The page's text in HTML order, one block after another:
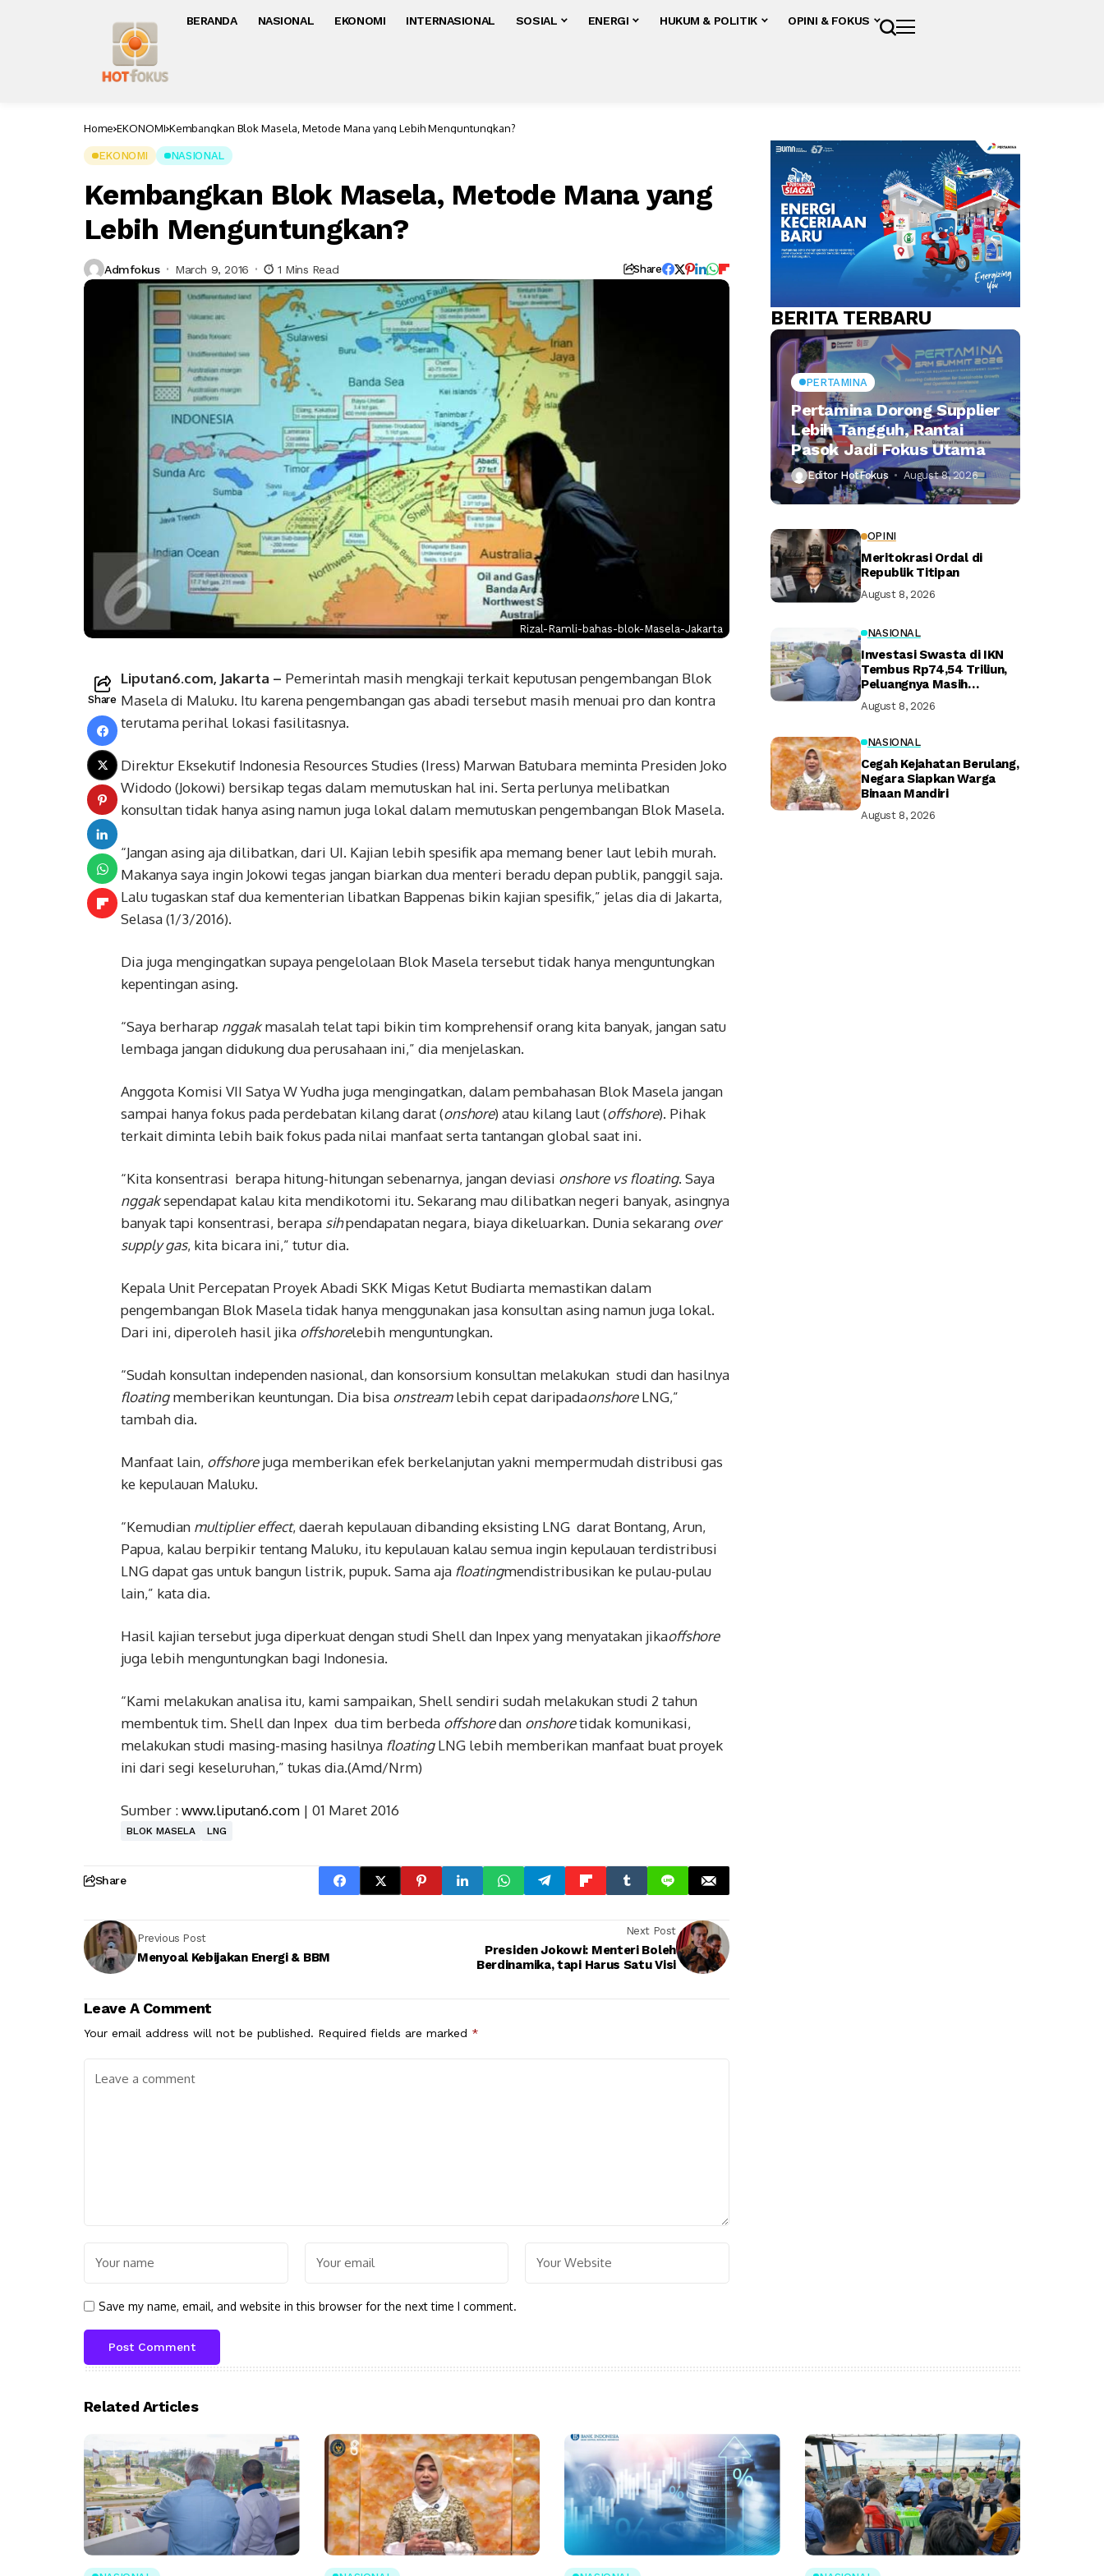
BERANDA NASIONAL EKONOMI INTERNASIONAL SOSIAL ENERGI HUKUM & POLITIK OPINI & FOKUS
Home EKONOMI Kembangkan Blok Masela, Metode Mana yang Lebih Menguntungkan?
EKONOMI NASIONAL
Kembangkan Blok Masela, Metode Mana yang
Lebih Menguntungkan?
Admfokus March 9, 2016 1 Mins Read Share
Rizal-Ramli-bahas-blok-Masela-Jakarta
Share
Liputan6.com, Jakarta – Pemerintah masih mengkaji terkait keputusan pengembangan Blok
Masela di Maluku. Itu karena pengembangan gas abadi tersebut masih menuai pro dan kontra
terutama perihal lokasi fasilitasnya.
Direktur Eksekutif Indonesia Resources Studies (Iress) Marwan Batubara meminta Presiden Joko
Widodo (Jokowi) bersikap tegas dalam memutuskan hal ini. Serta perlunya melibatkan
konsultan tidak hanya asing namun juga lokal dalam memutuskan pengembangan Blok Masela.
“Jangan asing aja dilibatkan, dari UI. Kajian lebih spesifik apa memang bener laut lebih murah.
Makanya saya ingin Jokowi tegas jangan biarkan dua menteri beradu depan publik, ‎panggil saja.
Lalu tugaskan staf dua kementerian libatkan Bappenas bikin kajian spesifik,” jelas dia di Jakarta,
Selasa (1/3/2016).
Dia juga mengingatkan supaya pengelolaan Blok Masela tersebut tidak hanya menguntungkan
kepentingan asing.
“Saya berharap nggakmasalah telat tapi bikin tim komprehensif orang kita banyak, jangan satu
lembaga jangan didukung dua perusahaan ini,” dia menjelaskan.
Anggota Komisi VII Satya W Yudha juga mengingatkan, dalam pembahasan Blok Masela jangan
sampai hanya fokus pada perdebatan kilang darat (onshore) atau kilang laut (offshore). Pihak
terkait diminta lebih baik fokus pada nilai manfaat serta tantangan global saat ini.
“Kita konsentrasi berapa hitung-hitungan sebenarnya, jangan deviasi onshore vs floating. Saya
nggaksependapat kalau kita mendikotomi itu. Sekarang mau dilibatkan negeri banyak, asingnya
banyak tapi konsentrasi, berapa sihpendapatan negara, biaya dikeluarkan. Dunia sekarang over
supply gas, kita bicara ini,” tutur dia.
Kepala Unit Percepatan Proyek Abadi SKK Migas Ketut Budiarta memastikan dalam
pengembangan Blok Masela tidak hanya menggunakan jasa konsultan asing namun juga lokal.
Dari ini, diperoleh hasil jika offshorelebih menguntungkan.
“‎Sudah konsultan independen nasional, dan konsorsium konsultan melakukan studi dan hasilnya
floatingmemberikan keuntungan. Dia bisa onstreamlebih cepat daripadaonshoreLNG,”
tambah dia.
Manfaat lain, offshorejuga memberikan efek berkelanjutan yakni mempermudah distribusi gas
ke kepulauan Maluku.
“Kemudian multiplier effect, daerah kepulauan dibanding eksisting LNG darat Bontang, Arun,
Papua, kalau berpikir tentang Maluku, itu kepulauan kalau semua ingin kepulauan terdistribusi
LNG dapat gas untuk bangun listrik, pupuk. Sama aja floatingmendistribusikan ke pulau-pulau
lain‎,” kata dia.
Hasil kajian tersebut juga diperkuat dengan ‎studi Shell dan Inpex yang menyatakan jikaoffshore
juga lebih menguntungkan bagi Indonesia.
“‎Kami melakukan analisa itu, kami sampaikan, Shell sendiri sudah melakukan studi 2 tahun
membentuk tim. Shell dan Inpex dua tim berbeda offshoredan onshoretidak komunikasi,
melakukan studi masing-masing hasilnya floatingLNG lebih memberikan manfaat buat proyek
ini dari segi keseluruhan,” tukas dia.(Amd/Nrm)
Sumber :www.liputan6.com | 01 Maret 2016
BLOK MASELA LNG
Share
Previous Post
Menyoal Kebijakan Energi & BBM
Next Post
Presiden Jokowi: Menteri Boleh
Berdinamika, tapi Harus Satu Visi
Leave A Comment
Your email address will not be published. Required fields are marked *
Save my name, email, and website in this browser for the next time I comment.
BERITA TERBARU
PERTAMINA
Pertamina Dorong Supplier
Lebih Tangguh, Rantai
Pasok Jadi Fokus Utama
Editor HotFokus August 8, 2026
OPINI
Meritokrasi Ordal di
Republik Titipan
August 8, 2026
NASIONAL
Investasi Swasta di IKN
Tembus Rp74,54 Triliun,
Peluangnya Masih
August 8, 2026
NASIONAL
Cegah Kejahatan Berulang,
Negara Siapkan Warga
Binaan Mandiri
August 8, 2026
Related Articles